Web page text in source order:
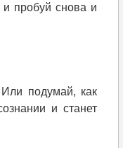
и пробуй снова и
подумай, как
и станет